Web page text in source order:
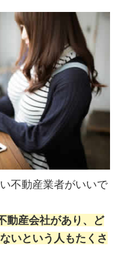
不動産業者がいいで
動産会社があり、ど
いという人もたくさ